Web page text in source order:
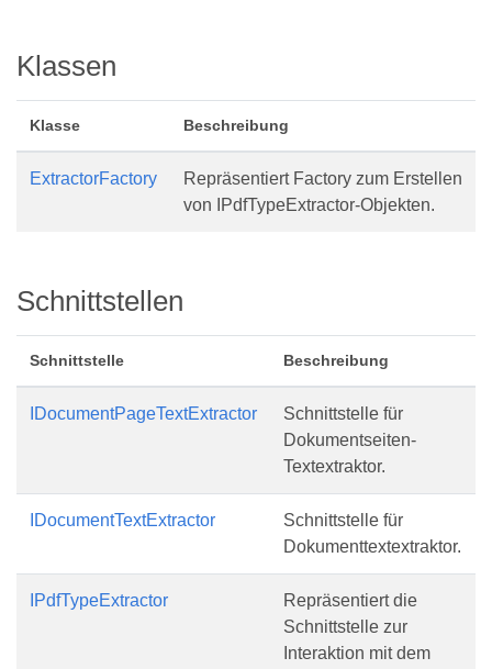
Klassen
Klasse Beschreibung
ExtractorFactory
Repräsentiert Factory zum Erstellen
von IPdfTypeExtractor-Objekten.
Schnittstellen
Schnittstelle Beschreibung
IDocumentPageTextExtractor
Schnittstelle für
Dokumentseiten-
Textextraktor.
IDocumentTextExtractor
Schnittstelle für
Dokumenttextextraktor.
IPdfTypeExtractor
Repräsentiert die
Schnittstelle zur
Interaktion mit dem